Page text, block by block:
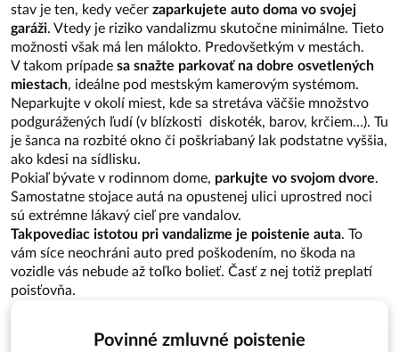
stav je ten, kedy večer zaparkujete auto doma vo svojej
garáži. Vtedy je riziko vandalizmu skutočne minimálne. Tieto
možnosti však má len málokto. Predovšetkým v mestách.
V takom prípade sa snažte parkovať na dobre osvetlených
miestach, ideálne pod mestským kamerovým systémom.
Neparkujte v okolí miest, kde sa stretáva väčšie množstvo
podgurážených ľudí (v blízkosti diskoték, barov, krčiem…). Tu
je šanca na rozbité okno či poškriabaný lak podstatne vyššia,
ako kdesi na sídlisku.
Pokiaľ bývate v rodinnom dome, parkujte vo svojom dvore.
Samostatne stojace autá na opustenej ulici uprostred noci
sú extrémne lákavý cieľ pre vandalov.
Takpovediac istotou pri vandalizme je poistenie auta. To
vám síce neochráni auto pred poškodením, no škoda na
vozidle vás nebude až toľko bolieť. Časť z nej totiž preplatí
poisťovňa.
Povinné zmluvné poistenie